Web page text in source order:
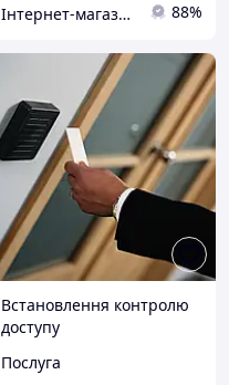
Інтернет-магазин "САДКО" 88%
Встановлення контролю
доступу
Послуга